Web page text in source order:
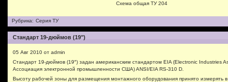
Схема общая ТУ 204
Рубрика: Серия ТУ
Стандарт 19-дюймов (19")
05 Авг 2010 от admin
Стандарт 19-дюймов (19″) задан американским стандартом EIA (Electronic Industries
Ассоциация электронной промышленности США) ANSI/EIA RS-310 D.
Высоту рабочей зоны для размещения монтажного оборудования принято измерять